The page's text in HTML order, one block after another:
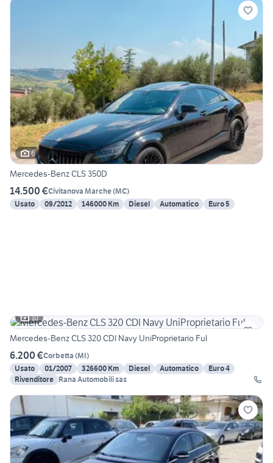
6
Mercedes-Benz CLS 350D
14.500 €Civitanova Marche(MC)
Usato
09/2012 146000 Km Diesel Automatico Euro 5
10
Mercedes-Benz CLS 320 CDI Navy UniProprietario Ful
6.200 €Corbetta (MI)
Usato
01/2007 326600 Km Diesel Automatico
Euro 4
Rivenditore Rana Automobili sas